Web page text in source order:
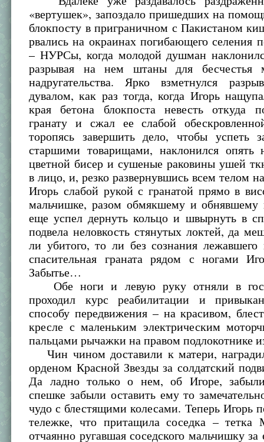
«вертушек», запоздало пришедших на
блокпосту в приграничном с Пакистаном
рвались на окраинах погибающего селения
– НУРСы, когда молодой душман
разрывая на нем штаны для бесчестья
надругательства. Ярко взметнулся
дувалом, как раз тогда, когда Игорь
края бетона блокпоста невесть откуда
гранату и сжал ее слабой
торопясь завершить дело, чтобы успеть
старшими товарищами, наклонился
цветной бисер и сушеные раковины ушей
в лицо, и, резко развернувшись всем телом
Игорь слабой рукой с гранатой прямо в
мальчишке, разом обмякшему и обнявшему
еще успел дернуть кольцо и швырнуть в
подвела неловкость стянутых локтей, да
ли убитого, то ли без сознания
спасительная граната рядом с ногами
Забытье…
Обе ноги и левую руку отняли в
проходил курс реабилитации и
способу передвижения – на красивом,
кресле с маленьким электрическим
пальцами рычажки на правом подлокотнике
Чин чином доставили к матери,
орденом Красной Звезды за солдатский
Да ладно только о нем, об Игоре,
спешке забыли оставить ему то
чудо с блестящими колесами. Теперь Игорь
тележке, что притащила соседка – тетка
отчаянно ругавшая соседского мальчишку за